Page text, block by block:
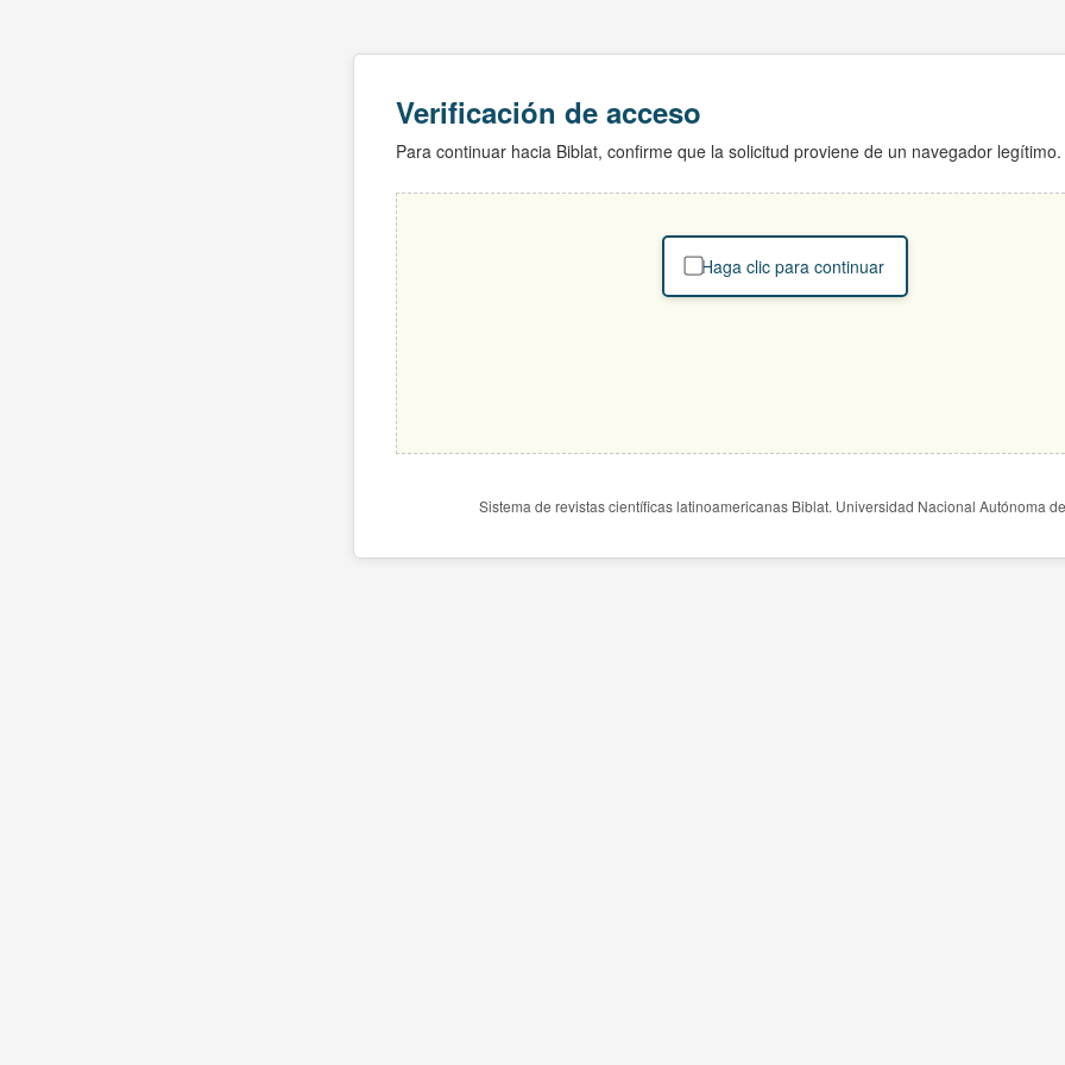
Verificación de acceso
Para continuar hacia Biblat, confirme que la solicitud proviene de un navegador legítimo.
Haga clic para continuar
Sistema de revistas científicas latinoamericanas Biblat. Universidad Nacional Autónoma